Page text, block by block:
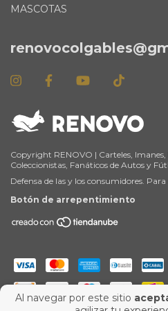
Al navegar por este sitio
MASCOTAS
Copyright RENOVO | Carteles,
Coleccionistas, Fanáticos de Autos y
Defensa de las y los consumidores.
Botón de arrepentimiento